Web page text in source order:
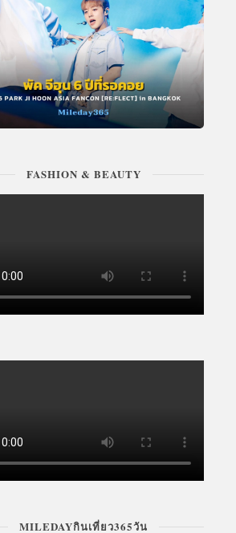
FASHION & BEAUTY
MILEDAYกินเที่ยว365วัน